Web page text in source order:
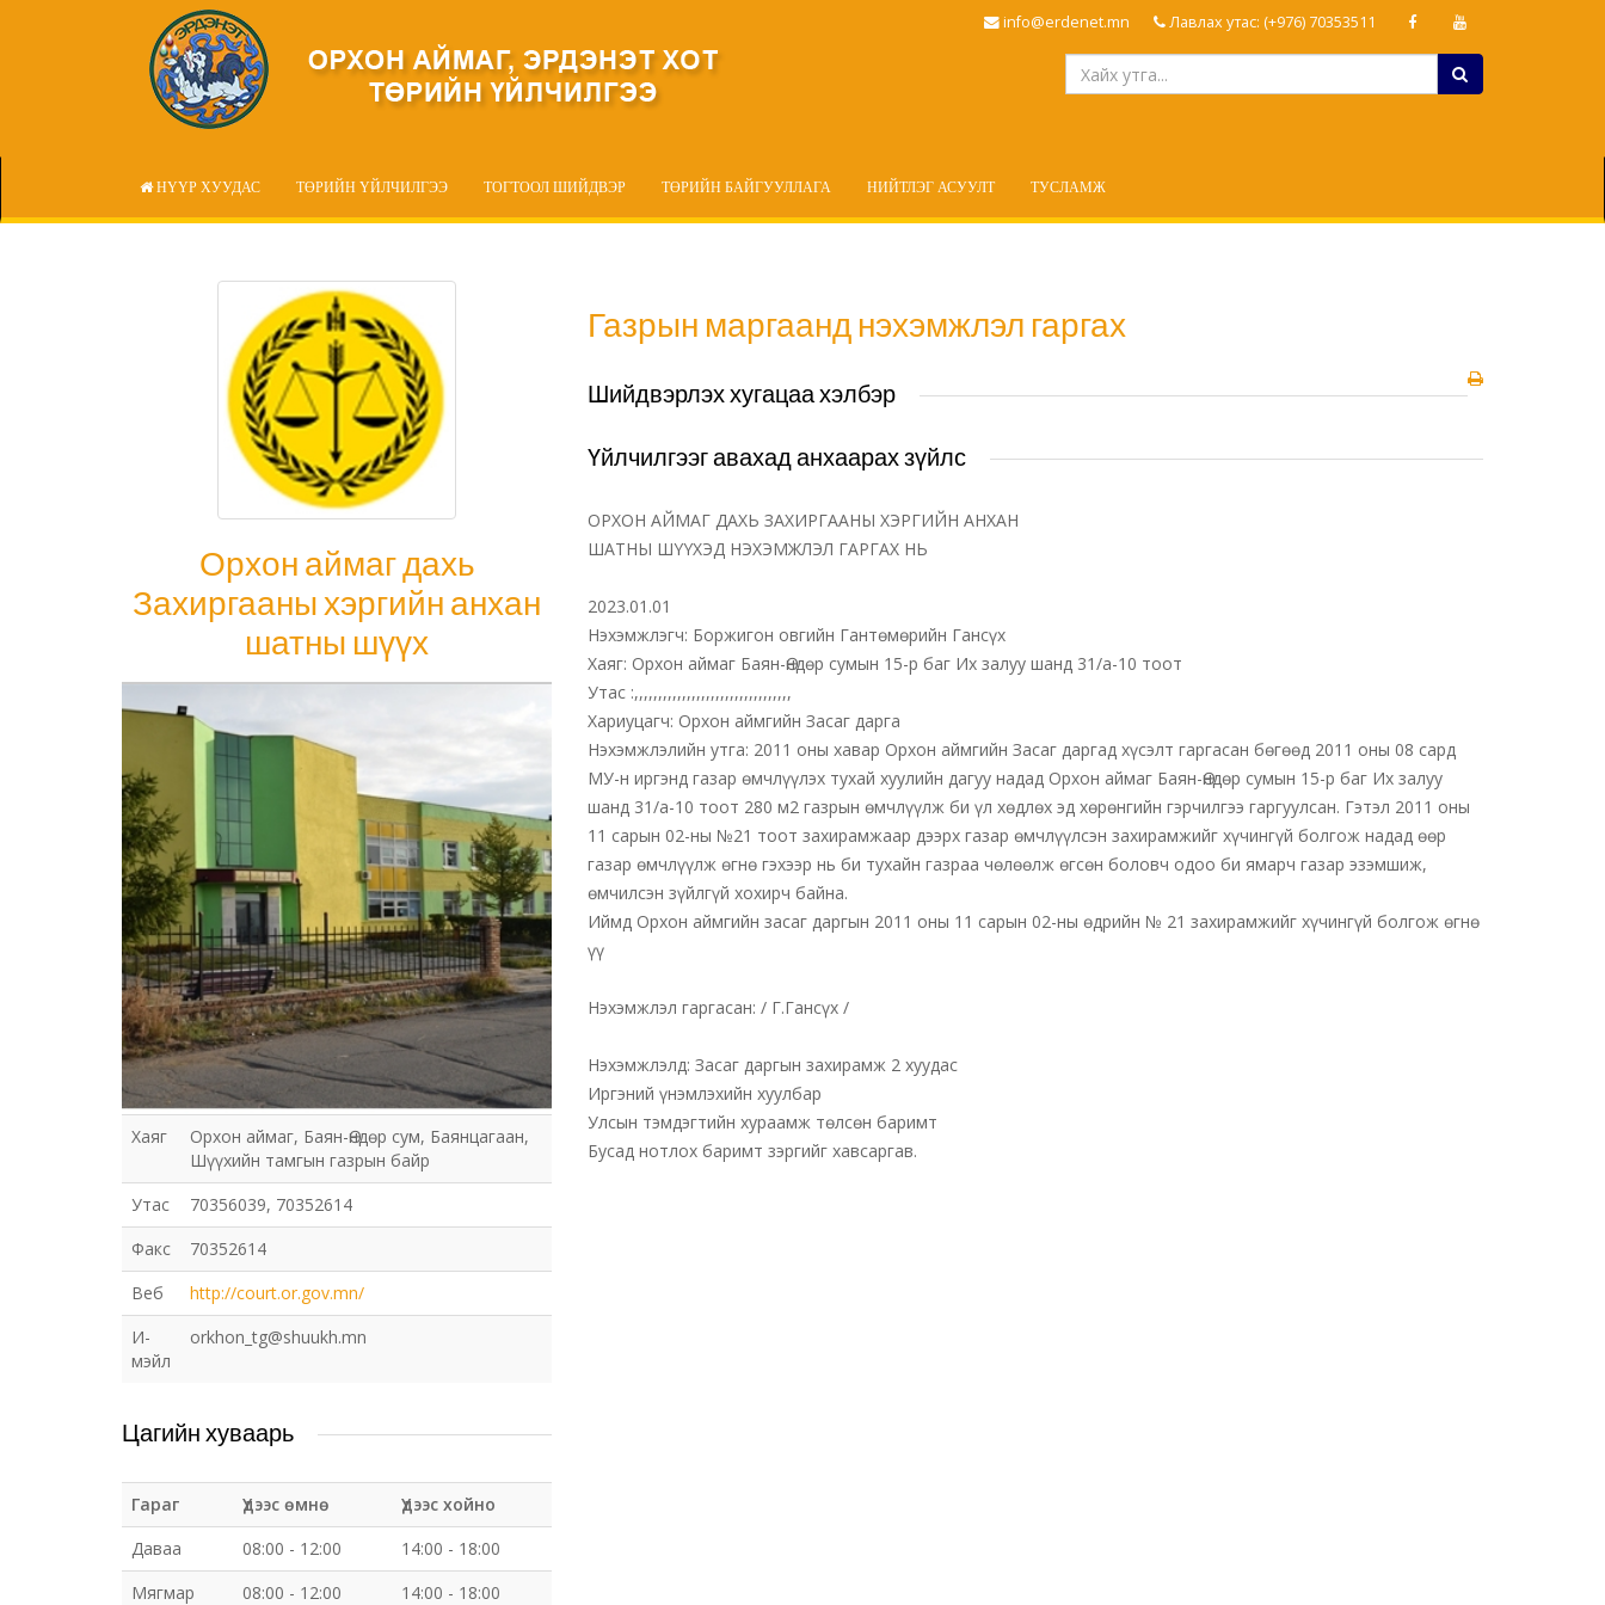
info@erdenet.mn Лавлах утас: (+976) 70353511
НҮҮР ХУУДАС ТӨРИЙН ҮЙЛЧИЛГЭЭ ТОГТООЛ ШИЙДВЭР ТӨРИЙН БАЙГУУЛЛАГА НИЙТЛЭГ АСУУЛТ ТУСЛАМЖ
Орхон аймаг дахь
Захиргааны хэргийн анхан
шатны шүүх
анхан шатны шүүх
Хаяг
Орхон аймаг, Баян-Өндөр сум, Баянцагаан,
Шүүхийн тамгын газрын байр
Утас
70356039, 70352614
Факс
70352614
Веб
http://court.or.gov.mn/
И-
мэйл
orkhon_tg@shuukh.mn
Цагийн хуваарь
Гараг Үдээс өмнө
Үдээс хойно
Даваа
08:00 - 12:00
14:00 - 18:00
Мягмар
08:00 - 12:00 14:00 - 18:00
Газрын маргаанд нэхэмжлэл гаргах
Шийдвэрлэх хугацаа хэлбэр
Үйлчилгээг авахад анхаарах зүйлс
ОРХОН АЙМАГ ДАХЬ ЗАХИРГААНЫ ХЭРГИЙН АНХАН
ШАТНЫ ШYYХЭД НЭХЭМЖЛЭЛ ГАРГАХ НЬ
2023.01.01
Нэхэмжлэгч: Боржигон овгийн Гантөмөрийн Гансүх
Хаяг: Орхон аймаг Баян-Өндөр сумын 15-р баг Их залуу шанд 31/а-10 тоот
Утас :,,,,,,,,,,,,,,,,,,,,,,,,,,,,,,,,,
Хариуцагч: Орхон аймгийн Засаг дарга
Нэхэмжлэлийн утга: 2011 оны хавар Орхон аймгийн Засаг даргад хүсэлт гаргасан бөгөөд 2011 оны 08 сард
МУ-н иргэнд газар өмчлүүлэх тухай хуулийн дагуу надад Орхон аймаг Баян-Өндөр сумын 15-р баг Их залуу
шанд 31/а-10 тоот 280 м2 газрын өмчлүүлж би үл хөдлөх эд хөрөнгийн гэрчилгээ гаргуулсан. Гэтэл 2011 оны
11 сарын 02-ны №21 тоот захирамжаар дээрх газар өмчлүүлсэн захирамжийг хүчингүй болгож надад өөр
газар өмчлүүлж өгнө гэхээр нь би тухайн газраа чөлөөлж өгсөн боловч одоо би ямарч газар эзэмшиж,
өмчилсэн зүйлгүй хохирч байна.
Иймд Орхон аймгийн засаг даргын 2011 оны 11 сарын 02-ны өдрийн № 21 захирамжийг хүчингүй болгож өгнө
үү
Нэхэмжлэл гаргасан: / Г.Гансүх /
Нэхэмжлэлд: Засаг даргын захирамж 2 хуудас
Иргэний үнэмлэхийн хуулбар
Улсын тэмдэгтийн хураамж төлсөн баримт
Бусад нотлох баримт зэргийг хавсаргав.